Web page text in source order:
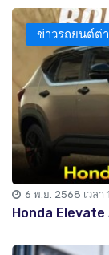
ข่าวรถยนต์ต่
6 พ.ย. 2568 เวลา
Honda Elevate